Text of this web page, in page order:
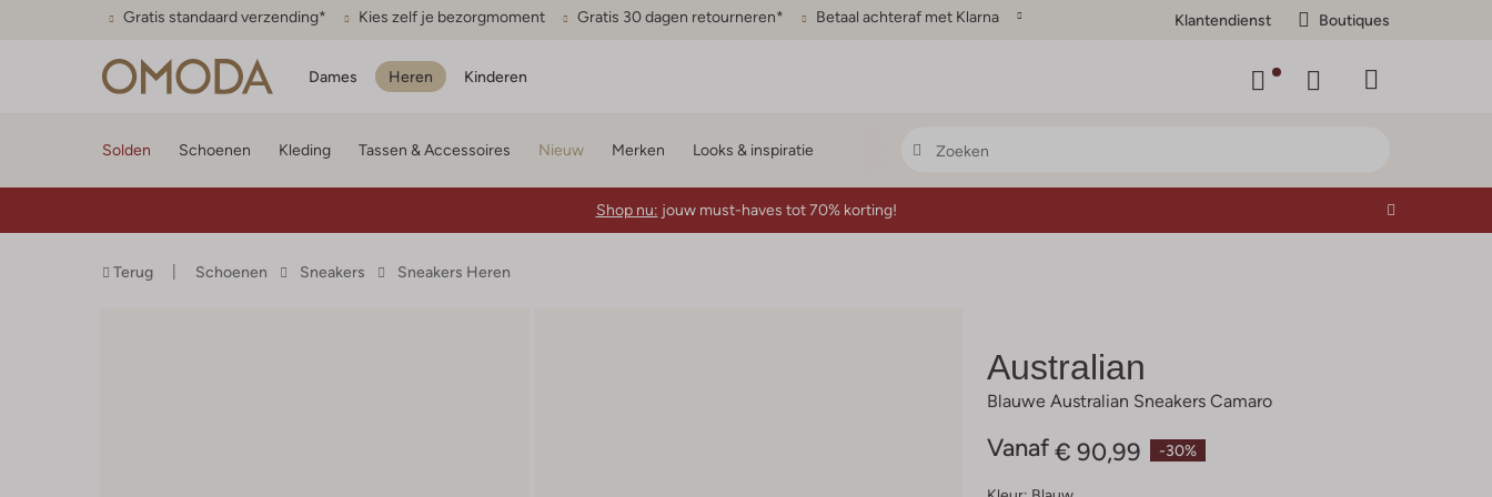
Gratis standaard verzending* Kies zelf je bezorgmoment Gratis 30 dagen retourneren* Betaal achteraf met Klarna Klantendienst Boutiques
Dames Heren Kinderen
Solden Schoenen Kleding Tassen & Accessoires Nieuw Merken Looks & inspiratie
Shop nu: jouw must-haves tot 70% korting!
Terug Schoenen Sneakers Sneakers Heren
Australian
Blauwe Australian Sneakers Camaro
-30%
Vanaf € 90,99